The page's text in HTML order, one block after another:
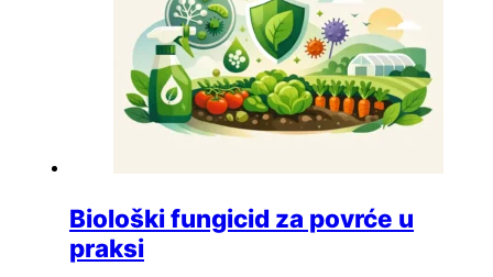
Biološki fungicid za povrće u
praksi